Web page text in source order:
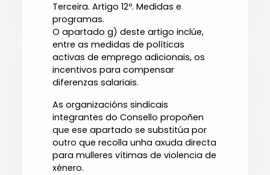
Terceira. Artigo 12º. Medidas e
programas.
O apartado g) deste artigo inclúe,
entre as medidas de políticas
activas de emprego adicionais, os
incentivos para compensar
diferenzas salariais.
As organizacións sindicais
integrantes do Consello propoñen
que ese apartado se substitúa por
outro que recolla unha axuda directa
para mulleres vítimas de violencia de
xénero.